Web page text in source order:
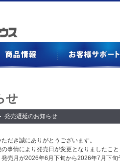
せ
発売遅延のお知らせ
だき誠にありがとうございます。
事情により発売日が変更となりましたこ
売月が2026年6月下旬から2026年7月下旬